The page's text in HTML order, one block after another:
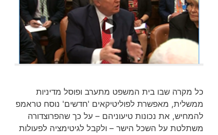
כל מקרה שבו בית המשפט מתערב ופוסל מדיניות
ממשלית, מאפשרת לפוליטיקאים 'חדשים' נוסח טראמפ
להמחיש, את נכונות טיעוניהם – על כך שהפרוצדורה
משתלטת על השכל הישר – ולקבל לגיטימציה לפעולות